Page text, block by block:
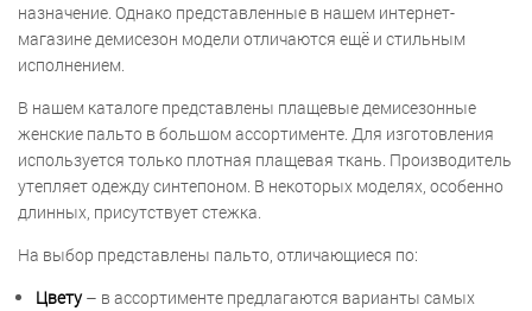
назначение. Однако представленные в нашем интернет-
магазине демисезон модели отличаются ещё и стильным
исполнением.
В нашем каталоге представлены плащевые демисезонные
женские пальто в большом ассортименте. Для изготовления
используется только плотная плащевая ткань. Производитель
утепляет одежду синтепоном. В некоторых моделях, особенно
длинных, присутствует стежка.
На выбор представлены пальто, отличающиеся по:
Цвету– в ассортименте предлагаются варианты самых